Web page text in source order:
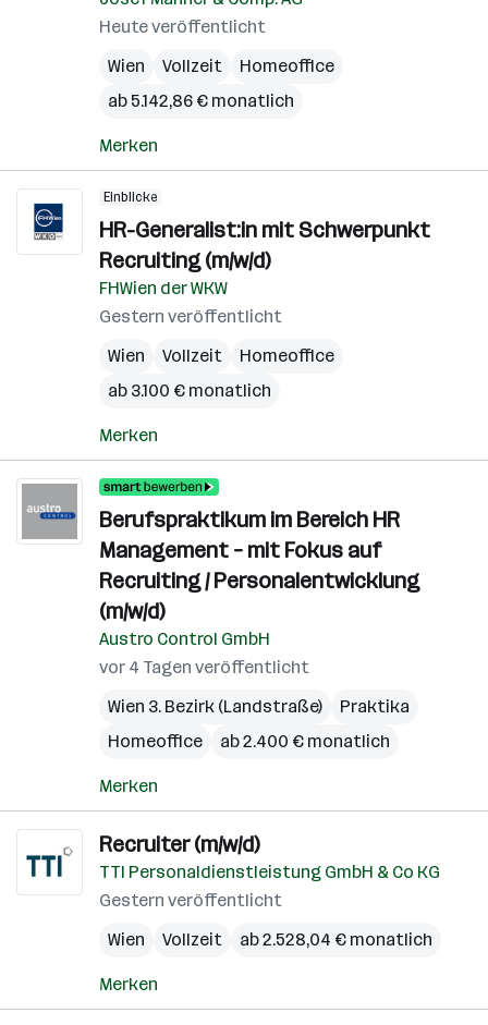
Heute veröffentlicht
Wien
Vollzeit
Homeoffice
ab 5.142,86 € monatlich
Merken
Einblicke
HR-Generalist:in mit Schwerpunkt
Recruiting (m/w/d)
FHWien der WKW
Gestern veröffentlicht
Wien
Vollzeit
Homeoffice
ab 3.100 € monatlich
Merken
Berufspraktikum im Bereich HR
Management – mit Fokus auf
Recruiting / Personalentwicklung
(m/w/d)
Austro Control GmbH
vor 4 Tagen veröffentlicht
Wien 3. Bezirk (Landstraße)
Praktika
Homeoffice
ab 2.400 € monatlich
Merken
Recruiter (m/w/d)
TTI Personaldienstleistung GmbH & Co KG
Gestern veröffentlicht
Wien
Vollzeit ab 2.528,04 € monatlich
Merken